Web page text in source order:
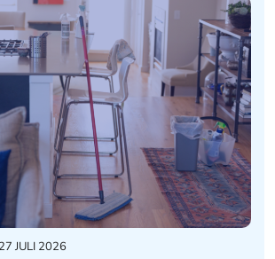
27 JULI 2026